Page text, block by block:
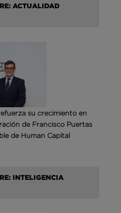
ACTUALIDAD
su crecimiento en
de Francisco Puertas
de Human Capital
INTELIGENCIA